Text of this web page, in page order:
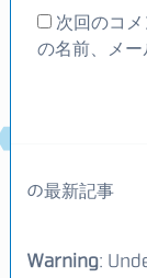
次回のコ
の名前、メー
の最新記事
Warning: